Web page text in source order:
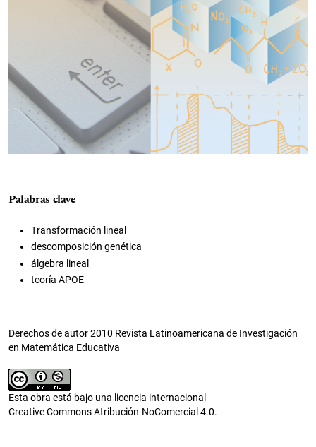
Palabras clave
Transformación lineal
descomposición genética
álgebra lineal
teoría APOE
Derechos de autor 2010 Revista Latinoamericana de Investigación
en Matemática Educativa
Esta obra está bajo una licencia internacional
Creative Commons Atribución-NoComercial 4.0.